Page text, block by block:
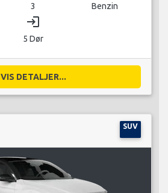
3 Benzin
login
5 Dør
VIS DETALJER...
SUV